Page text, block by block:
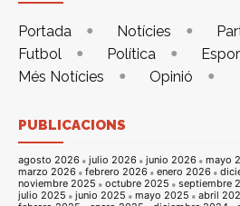
Portada Notícies
Futbol
Política
Més Notícies
Opinió
PUBLICACIONS
agosto 2026 julio 2026 junio 2026 mayo
marzo 2026
febrero 2026 enero 2026
noviembre 2025
octubre 2025 septiembre
julio 2025
junio 2025 mayo 2025 abril